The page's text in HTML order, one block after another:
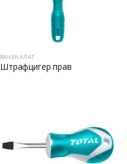
РАЧЕН АЛАТ
Штрафцигер прав